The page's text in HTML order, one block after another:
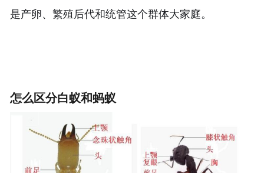
是产卵、繁殖后代和统管这个群体大家庭。
怎么区分白蚁和蚂蚁